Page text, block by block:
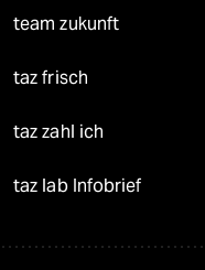
team zukunft
taz frisch
taz zahl ich
taz lab Infobrief